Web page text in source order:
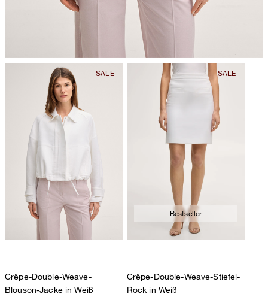
Crêpe-Double-Weave-
Blouson-Jacke in Weiß
Bestseller
Crêpe-Double-Weave-Stiefel-
Rock in Weiß